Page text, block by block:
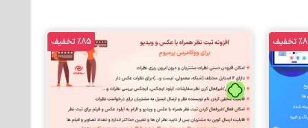
تخفیف
تومان
%85 تخفیف